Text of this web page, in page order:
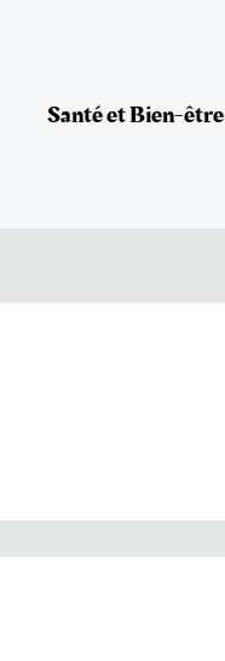
Santé et Bien-être